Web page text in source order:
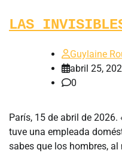
LAS
Guylaine
abril 25,
0
París, 15 de abril de
tuve una empleada
sabes que los hombres, al